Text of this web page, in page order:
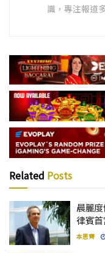
識，專注報道
Related Posts
晨麗
律賓
本思齊